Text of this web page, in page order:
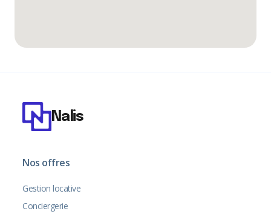
Nalis
Nos offres
Gestion locative
Conciergerie